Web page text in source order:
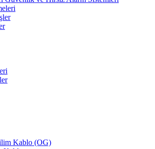
Kablo (OG)